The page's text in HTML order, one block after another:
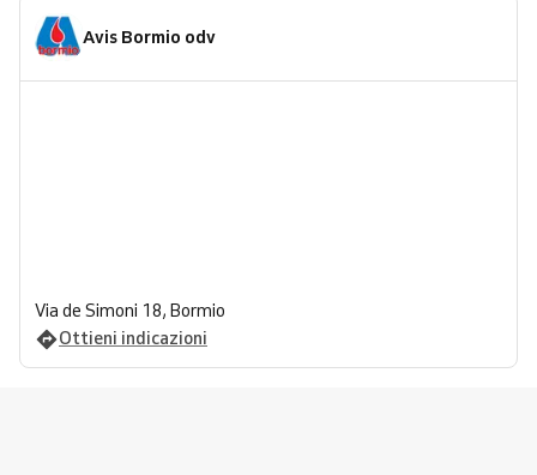
Avis Bormio odv
Via de Simoni 18, Bormio
Ottieni indicazioni